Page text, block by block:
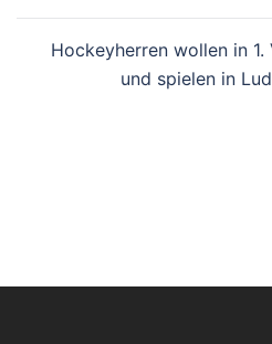
Hockeyherren wollen in
und spielen in